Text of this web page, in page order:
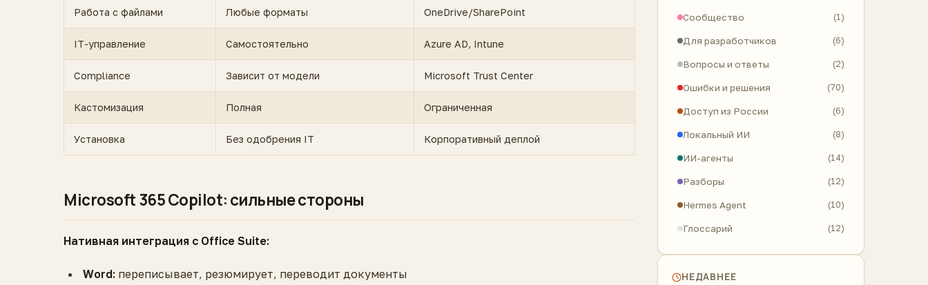
Работа с файлами Любые форматы OneDrive/SharePoint
IT-управление Самостоятельно Azure AD, Intune
Compliance Зависит от модели Microsoft Trust Center
Кастомизация Полная Ограниченная
Установка Без одобрения IT Корпоративный деплой
Microsoft 365 Copilot: сильные стороны
Нативная интеграция с Office Suite:
Word: переписывает, резюмирует, переводит документы
Сообщество (1)
Для разработчиков (6)
Вопросы и ответы (2)
Ошибки и решения (70)
Доступ из России (6)
Локальный ИИ (8)
ИИ-агенты (14)
Разборы (12)
Hermes Agent (10)
Глоссарий (12)
НЕДАВНЕЕ